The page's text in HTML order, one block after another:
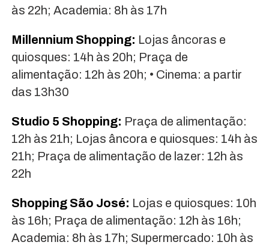
às 22h; Academia: 8h às 17h
Millennium Shopping: Lojas âncoras e
quiosques: 14h às 20h; Praça de
alimentação: 12h às 20h; • Cinema: a partir
das 13h30
Studio 5 Shopping: Praça de alimentação:
12h às 21h; Lojas âncora e quiosques: 14h às
21h; Praça de alimentação de lazer: 12h às
22h
Shopping São José: Lojas e quiosques: 10h
às 16h; Praça de alimentação: 12h às 16h;
Academia: 8h às 17h; Supermercado: 10h às